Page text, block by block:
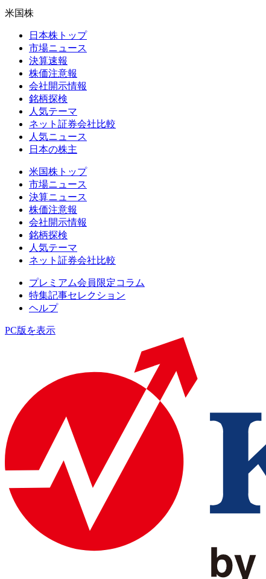
米国株
日本株トップ
市場ニュース
決算速報
株価注意報
会社開示情報
銘柄探検
人気テーマ
ネット証券会社比較
人気ニュース
日本の株主
米国株トップ
市場ニュース
決算ニュース
株価注意報
会社開示情報
銘柄探検
人気テーマ
ネット証券会社比較
プレミアム会員限定コラム
特集記事セレクション
ヘルプ
PC版を表示